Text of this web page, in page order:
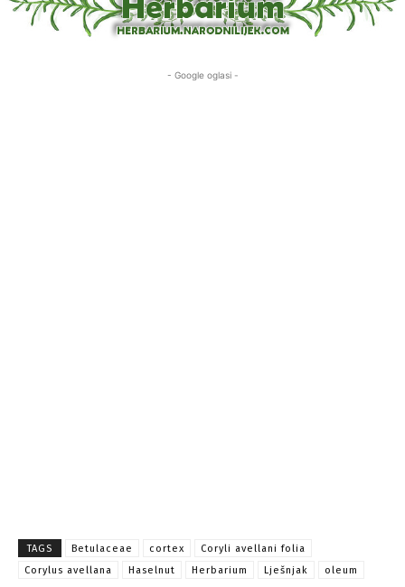
- Google oglasi -
TAGS Betulaceae cortex
Coryli avellani folia
Corylus avellana
Haselnut Herbarium Lješnjak oleum